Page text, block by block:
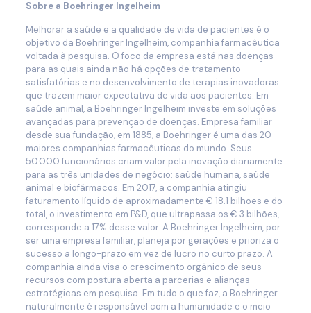
Sobre a Boehringer Ingelheim
Melhorar a saúde e a qualidade de vida de pacientes é o
objetivo da Boehringer Ingelheim, companhia farmacêutica
voltada à pesquisa. O foco da empresa está nas doenças
para as quais ainda não há opções de tratamento
satisfatórias e no desenvolvimento de terapias inovadoras
que trazem maior expectativa de vida aos pacientes. Em
saúde animal, a Boehringer Ingelheim investe em soluções
avançadas para prevenção de doenças. Empresa familiar
desde sua fundação, em 1885, a Boehringer é uma das 20
maiores companhias farmacêuticas do mundo. Seus
50.000 funcionários criam valor pela inovação diariamente
para as três unidades de negócio: saúde humana, saúde
animal e biofármacos. Em 2017, a companhia atingiu
faturamento líquido de aproximadamente € 18.1 bilhões e do
total, o investimento em P&D, que ultrapassa os € 3 bilhões,
corresponde a 17% desse valor. A Boehringer Ingelheim, por
ser uma empresa familiar, planeja por gerações e prioriza o
sucesso a longo-prazo em vez de lucro no curto prazo. A
companhia ainda visa o crescimento orgânico de seus
recursos com postura aberta a parcerias e alianças
estratégicas em pesquisa. Em tudo o que faz, a Boehringer
naturalmente é responsável com a humanidade e o meio